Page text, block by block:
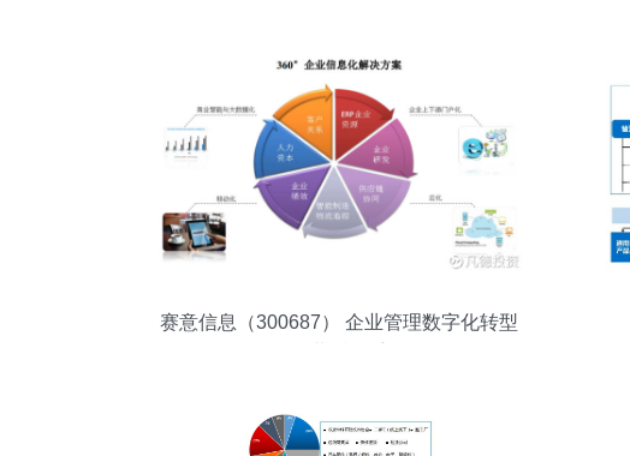
赛意信息（300687） 企业管理数字化转型